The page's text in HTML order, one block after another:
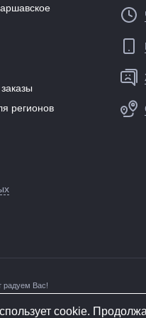
регионов
радуем Вас!
,складные велосипеды, дорожные
cookie.